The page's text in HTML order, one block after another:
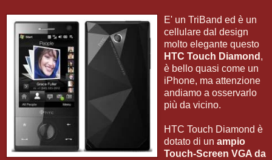
E' un TriBand ed è un
cellulare dal design
molto elegante questo
HTC Touch Diamond ,
è bello quasi come un
iPhone, ma attenzione
andiamo a osservarlo
più da vicino.
HTC Touch Diamond è
dotato di un ampio
Touch-Screen VGA da